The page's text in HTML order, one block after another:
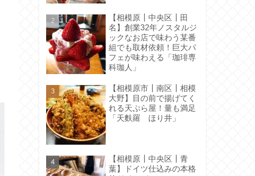
【相模原┃中央区┃田
名】創業32年ノスタルジ
ックなお店で味わう某番
組でも取材依頼！巨大パ
フェが味わえる「珈琲専
科珈人」
【相模原市┃南区┃相模
大野】目の前で揚げてく
れる天ぷら屋！量も満足
「天麩羅 ほり井」
【相模原┃中央区┃青
葉】ドイツ仕込みの本格